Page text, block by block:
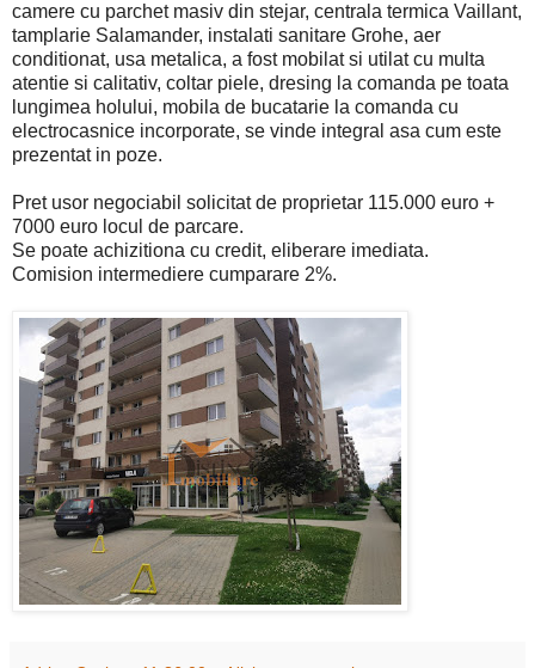
camere cu parchet masiv din stejar, centrala termica Vaillant,
tamplarie Salamander, instalati sanitare Grohe, aer
conditionat, usa metalica, a fost mobilat si utilat cu multa
atentie si calitativ, coltar piele, dresing la comanda pe toata
lungimea holului, mobila de bucatarie la comanda cu
electrocasnice incorporate, se vinde integral asa cum este
prezentat in poze.
Pret usor negociabil solicitat de proprietar 115.000 euro +
7000 euro locul de parcare.
Se poate achizitiona cu credit, eliberare imediata.
Comision intermediere cumparare 2%.